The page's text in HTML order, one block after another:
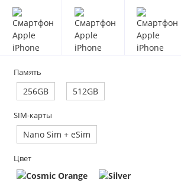
Память
256GB 512GB
SIM-карты
Nano Sim + eSim
Цвет